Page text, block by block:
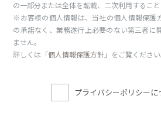
の一部分または全体を転載、二次利用すること
※お客様の個人情報は、当社の個人情報保護
の承諾なく、業務遂行上必要のない第三者に
ません。
詳しくは「個人情報保護方針」をご覧ください
プライバシーポリシーに